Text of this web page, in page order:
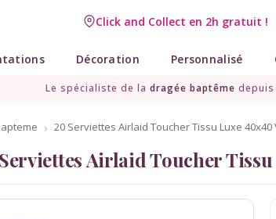
Click and Collect en 2h gratuit !
Livraison point relais gratuit dès 89
Décoration Personnalisé
Le spécialiste de la dragée baptême depuis
20 Serviettes Airlaid Toucher Tissu Luxe 40x40
Airlaid Toucher